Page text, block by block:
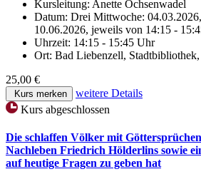
Kursleitung: Anette Ochsenwadel
Datum: Drei Mittwoche:
10.06.2026, jeweils von 14:15 -
Uhrzeit: 14:15 - 15:45 Uhr
Ort: Bad Liebenzell,
25,00 €
Kurs merken
weitere Details
Kurs abgeschlossen
Die schlaffen Völker mit
Nachleben Friedrich Hölderlins sowie
auf heutige Fragen zu geben hat